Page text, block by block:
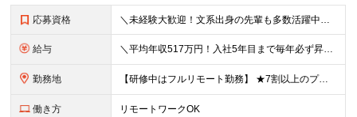
応募資格 ＼未経験大歓迎！文系出身の先輩も多数活躍中／ ◆PCスキルに自信のない方も歓迎 ◆完全未経験OK ◆社会人デビューもOK ◆学歴不問 ＊*こんなアナタにオススメです*＊ ◇事務職に興味があるが、給与
給与 ＼平均年収517万円！入社5年目まで毎年必ず昇給／ ■賞与年3回 ■年収800万円以上も可 ■入社3年以上の平均年収469.2万円 月給23万2000円以上＋賞与年3回＋各種手当 ☆入社5年目まで最
勤務地 【研修中はフルリモート勤務】 ★7割以上のプロジェクトでリモートワークを導入 ★一都三県のプロジェクト先 ★転居を伴う転勤なし ＜プロジェクト先＞ 東京・神奈川・千葉・埼玉でのプロジェクト先にて勤務
働き方 リモートワークOK